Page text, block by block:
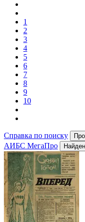
1
2
3
4
5
6
7
8
9
10
Справка по поиску
АИБС МегаПро